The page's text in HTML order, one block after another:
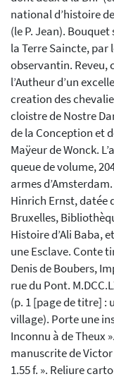
national d’histoire de
(le P. Jean).
la Terre Saincte, par
observantin. Reveu,
l’Autheur d’un
creation des
cloistre de Nostre
de la Conception et
Maÿeur de Wonck.
queue de volume,
armes
Hinrich Ernst, datée
Bruxelles,
Histoire d’Ali Baba,
une Esclave. Conte
Denis de Boubers,
rue du Pont.
(p. 1 [page de titre] :
village). Porte une
Inconnu à de Theux
manuscrite de Victor
1.55 f. ». Reliure